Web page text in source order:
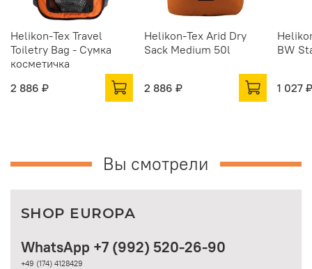
Helikon-Tex Travel
Toiletry Bag - Сумка
косметичка
2 886 ₽
Helikon-Tex Arid Dry
Sack Medium 50l
2 886 ₽
BW
1 027 ₽
Вы смотрели
WhatsApp +7 (992) 520-26-90
+49 (174) 4128429
SHOP EUROPA